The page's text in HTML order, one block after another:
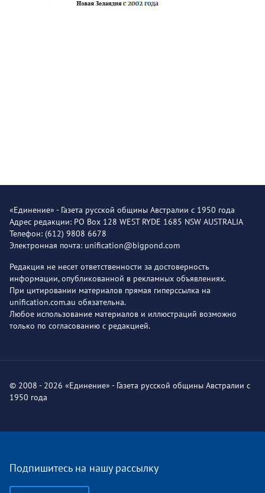
«Единение» - Газета русской общины Австралии с 1950 года
Адрес редакции: PO Box 128 WEST RYDE 1685 NSW AUSTRALIA
Телефон: (612) 9808 6678
Электронная почта: unification@bigpond.com
Редакция не несет ответственности за достоверность
информации, опубликованной в рекламных объявлениях.
При цитировании материалов прямая гиперссылка на
unification.com.au обязательна.
Любое использование материалов и иллюстраций возможно
только по согласованию с редакцией.
© 2008 - 2026 «Единение» - Газета русской общины Австралии с
1950 года
Подпишитесь на нашу рассылку